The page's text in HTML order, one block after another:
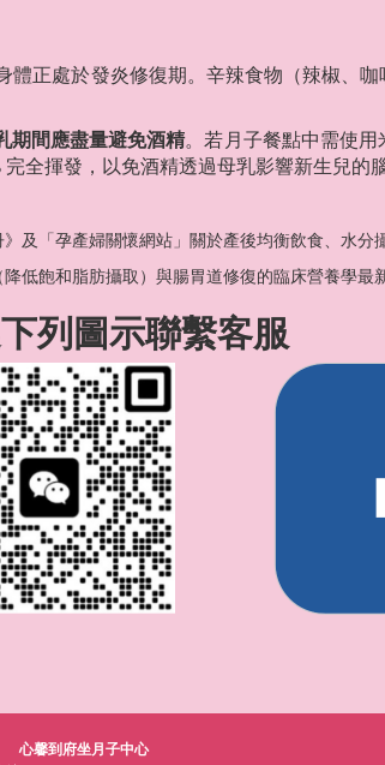
體正處於發炎修復期。辛辣食物（辣椒、
期間應盡量避免酒精。若月子餐點中需使
全揮發，以免酒精透過母乳影響新生兒的腦
》及「孕產婦關懷網站」關於產後均衡飲食、水分
低飽和脂肪攝取）與腸胃道修復的臨床營養學最
列圖示聯繫客服
心馨到府坐月子中心